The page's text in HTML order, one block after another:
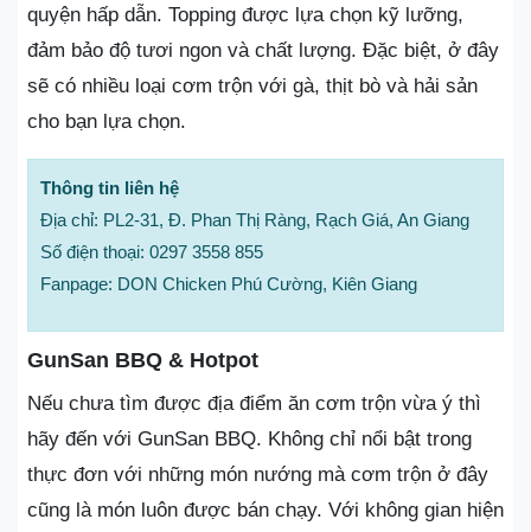
quyện hấp dẫn. Topping được lựa chọn kỹ lưỡng,
đảm bảo độ tươi ngon và chất lượng. Đặc biệt, ở đây
sẽ có nhiều loại cơm trộn với gà, thịt bò và hải sản
cho bạn lựa chọn.
Thông tin liên hệ
Địa chỉ: PL2-31, Đ. Phan Thị Ràng, Rạch Giá, An Giang
Số điện thoại: 0297 3558 855
Fanpage: DON Chicken Phú Cường, Kiên Giang
GunSan BBQ & Hotpot
Nếu chưa tìm được địa điểm ăn cơm trộn vừa ý thì
hãy đến với GunSan BBQ. Không chỉ nổi bật trong
thực đơn với những món nướng mà cơm trộn ở đây
cũng là món luôn được bán chạy. Với không gian hiện